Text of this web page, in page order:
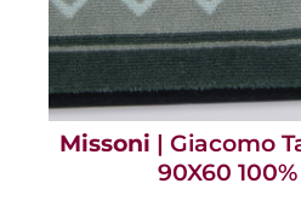
Missoni | Giacomo
90X60